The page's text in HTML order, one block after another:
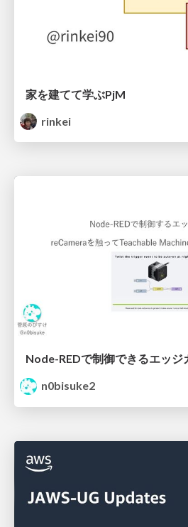
家を建てて学ぶPjM
rinkei
n0bisuke2